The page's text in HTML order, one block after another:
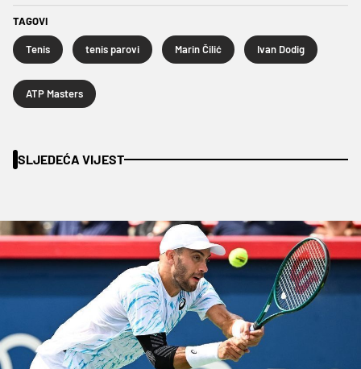
TAGOVI
Tenis tenis parovi Marin Čilić Ivan Dodig
ATP Masters
SLJEDEĆA VIJEST